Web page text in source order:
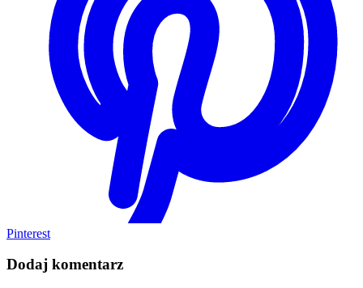
Pinterest
Dodaj komentarz